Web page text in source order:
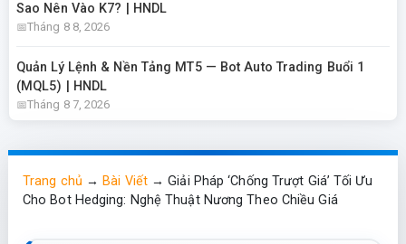
Sao Nên Vào K7? | HNDL
Tháng 8 8, 2026
Quản Lý Lệnh & Nền Tảng MT5 — Bot Auto Trading Buổi 1
(MQL5) | HNDL
Tháng 8 7, 2026
Trang chủ →Bài Viết→Giải Pháp ‘Chống Trượt Giá’ Tối Ưu
Cho Bot Hedging: Nghệ Thuật Nương Theo Chiều Giá